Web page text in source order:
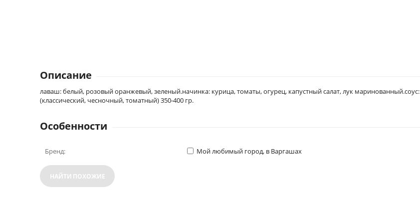
Описание
лаваш: белый, розовый оранжевый, зеленый.начинка: курица, томаты, огурец, капустный салат, лук маринованный.соус:
(классический, чесночный, томатный) 350-400 гр.
Особенности
Бренд: Мой любимый город, в Варгашах
НАЙТИ ПОХОЖИЕ